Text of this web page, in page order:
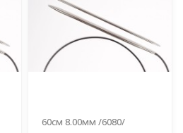
60см 8.00мм /6080/